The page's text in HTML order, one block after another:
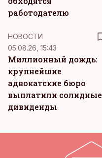
работодателю
НОВОСТИ
05.08.26, 15:43
Миллионный дождь:
крупнейшие
адвокатские бюро
выплатили солидные
дивиденды